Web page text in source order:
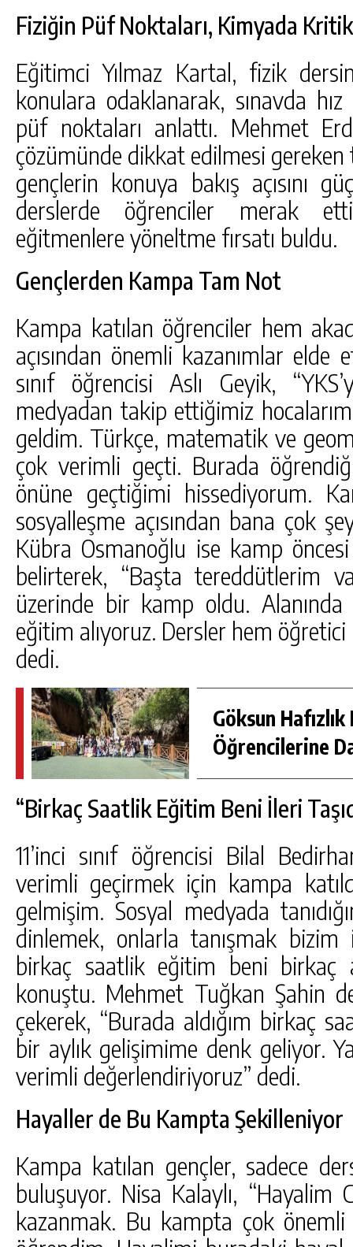
Fiziğin Püf Noktaları, Kimyada
Eğitimci Yılmaz Kartal, fizik
konulara odaklanarak, sınavda
püf noktaları anlattı. Mehmet
çözümünde dikkat edilmesi
gençlerin konuya bakış açısını
derslerde öğrenciler merak
eğitmenlere yöneltme fırsatı buldu.
Gençlerden Kampa Tam Not
Kampa katılan öğrenciler hem
açısından önemli kazanımlar elde
sınıf öğrencisi Aslı Geyik,
medyadan takip ettiğimiz
geldim. Türkçe, matematik ve
çok verimli geçti. Burada
önüne geçtiğimi hissediyorum.
sosyalleşme açısından bana çok
Kübra Osmanoğlu ise kamp öncesi
belirterek, “Başta tereddütlerim
üzerinde bir kamp oldu.
eğitim alıyoruz. Dersler hem
dedi.
Göksun Hafızlık
Öğrencilerine
“Birkaç Saatlik Eğitim Beni İleri
11’inci sınıf öğrencisi Bilal
verimli geçirmek için kampa
gelmişim. Sosyal medyada
dinlemek, onlarla tanışmak bizim
birkaç saatlik eğitim beni birkaç
konuştu. Mehmet Tuğkan Şahin
çekerek, “Burada aldığım birkaç
bir aylık gelişimime denk geliyor.
verimli değerlendiriyoruz” dedi.
Hayaller de Bu Kampta Şekilleniyor
Kampa katılan gençler, sadece
buluşuyor. Nisa Kalaylı, “Hayalim
kazanmak. Bu kampta çok